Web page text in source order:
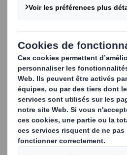
déchets et de développer des
répondre à tous vos besoins
de gestion et de valorisation
Notre spécialité est
recyclage durant la fabrication
simple :The Power of Less, ou
Pour cela, nous mettons en
permettant de comprimer les
moins de déchets tout en
complexité.